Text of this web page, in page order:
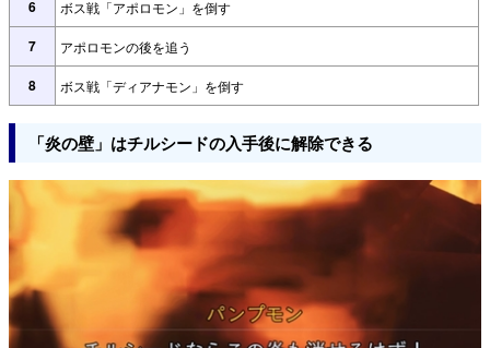
6 ボス戦「アポロモン」を倒す
7 アポロモンの後を追う
8 ボス戦「ディアナモン」を倒す
「炎の壁」はチルシードの入手後に解除できる